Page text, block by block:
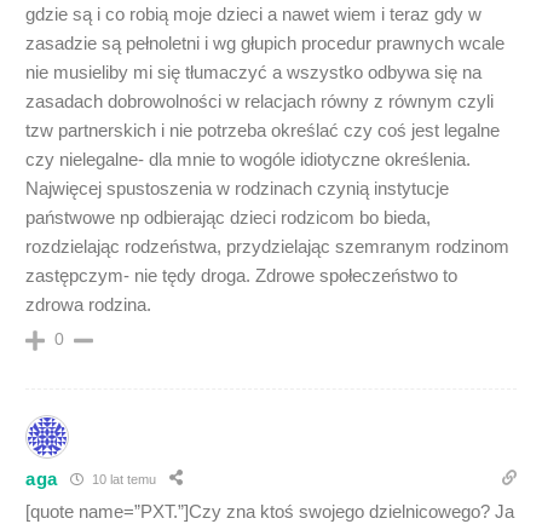
gdzie są i co robią moje dzieci a nawet wiem i teraz gdy w
zasadzie są pełnoletni i wg głupich procedur prawnych wcale
nie musieliby mi się tłumaczyć a wszystko odbywa się na
zasadach dobrowolności w relacjach równy z równym czyli
tzw partnerskich i nie potrzeba określać czy coś jest legalne
czy nielegalne- dla mnie to wogóle idiotyczne określenia.
Najwięcej spustoszenia w rodzinach czynią instytucje
państwowe np odbierając dzieci rodzicom bo bieda,
rozdzielając rodzeństwa, przydzielając szemranym rodzinom
zastępczym- nie tędy droga. Zdrowe społeczeństwo to
zdrowa rodzina.
0
aga 10 lat temu
[quote name=”PXT.”]Czy zna ktoś swojego dzielnicowego? Ja